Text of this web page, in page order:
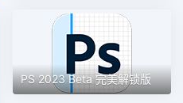
PS 2023 Beta 完美解锁版